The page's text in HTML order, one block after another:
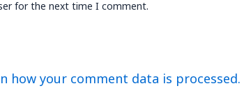
for the next time I comment.
how your comment data is processed.